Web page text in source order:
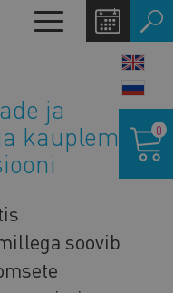
Toggle
navigation
ja
kauplemist
soovib
0